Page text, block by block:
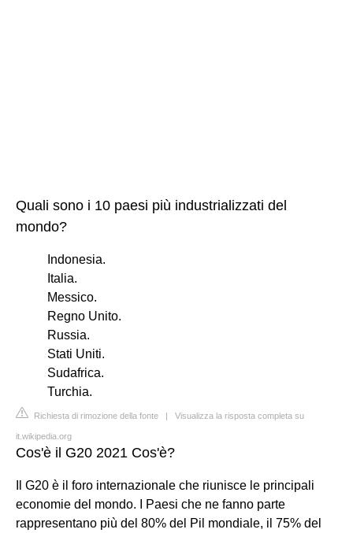
Quali sono i 10 paesi più industrializzati del
mondo?
Indonesia.
Italia.
Messico.
Regno Unito.
Russia.
Stati Uniti.
Sudafrica.
Turchia.
Richiesta di rimozione della fonte | Visualizza la risposta completa su
it.wikipedia.org
Cos'è il G20 2021 Cos'è?
Il G20 è il foro internazionale che riunisce le principali
economie del mondo. I Paesi che ne fanno parte
rappresentano più del 80% del Pil mondiale, il 75% del